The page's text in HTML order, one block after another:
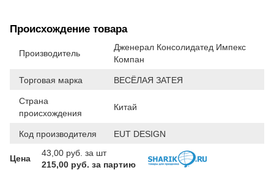
Происхождение товара
Производитель
Дженерал Консолидатед Импекс
Компан
Торговая марка ВЕСЁЛАЯ ЗАТЕЯ
Страна
происхождения
Китай
Код производителя EUT DESIGN
Цена
43,00 руб. за шт
215,00 руб. за партию